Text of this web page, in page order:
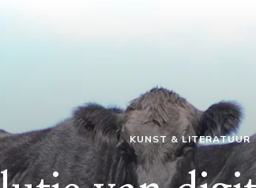
KUNST & LITERATUUR